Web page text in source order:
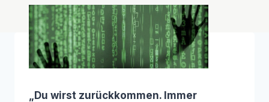
Oktober 19, 2020
„Du wirst zurückkommen. Immer